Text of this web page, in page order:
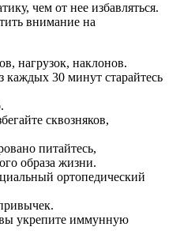
чем от нее избавляться.
внимание на
нагрузок, наклонов.
каждых 30 минут старайтесь
сквозняков,
питайтесь,
образа жизни.
ортопедический
вы укрепите иммунную